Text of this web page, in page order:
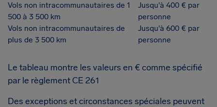
Vols non intracommunautaires de 1
500 à 3 500 km
Jusqu'à 400 € par
personne
Vols non intracommunautaires de
plus de 3 500 km
Jusqu'à 600 € par
personne
Le tableau montre les valeurs en € comme spécifié
par le règlement CE 261
Des exceptions et circonstances spéciales peuvent